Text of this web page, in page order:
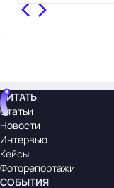
ЧИТАТЬ
Статьи
Новости
Интервью
Кейсы
Фоторепортажи
СОБЫТИЯ